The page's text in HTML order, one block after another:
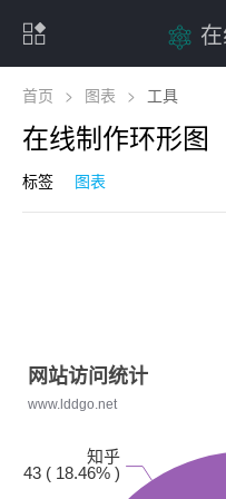
首页 > 图表 > 工具
在线制作环形图
标签 图表